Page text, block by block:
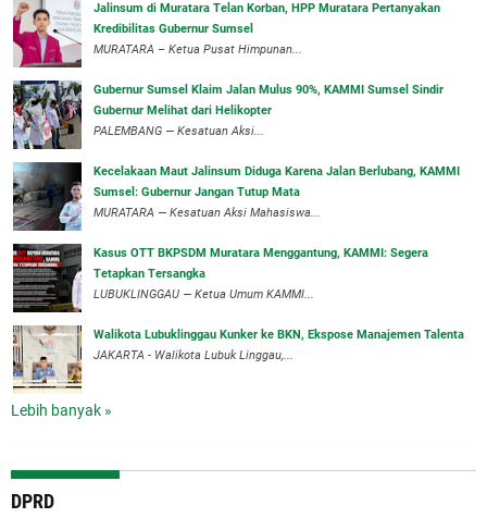
‎Jalinsum di Muratara Telan Korban, HPP Muratara Pertanyakan
Kredibilitas Gubernur Sumsel
MURATARA – Ketua Pusat Himpunan...
‎Gubernur Sumsel Klaim Jalan Mulus 90%, KAMMI Sumsel Sindir
Gubernur Melihat dari Helikopter
‎PALEMBANG — Kesatuan Aksi...
‎Kecelakaan Maut Jalinsum Diduga Karena Jalan Berlubang, KAMMI
Sumsel: Gubernur Jangan Tutup Mata
‎MURATARA — Kesatuan Aksi Mahasiswa...
‎Kasus OTT BKPSDM Muratara Menggantung, KAMMI: Segera
Tetapkan Tersangka
‎LUBUKLINGGAU — Ketua Umum KAMMI...
Walikota Lubuklinggau Kunker ke BKN, Ekspose Manajemen Talenta
JAKARTA - Walikota Lubuk Linggau,...
Lebih banyak »
DPRD